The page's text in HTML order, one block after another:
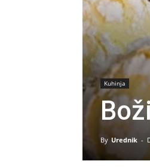
Kuhinja
By Urednik -